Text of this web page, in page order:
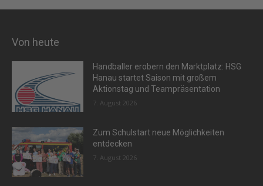
Von heute
Handballer erobern den Marktplatz: HSG
Hanau startet Saison mit großem
Aktionstag und Teampräsentation
7. August 2026
Zum Schulstart neue Möglichkeiten
entdecken
7. August 2026